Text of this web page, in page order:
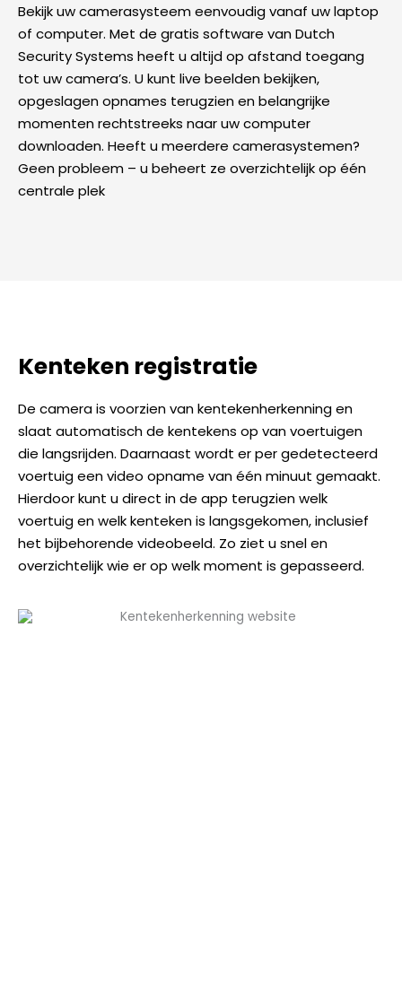
Bekijk uw camerasysteem eenvoudig vanaf uw laptop
of computer. Met de gratis software van Dutch
Security Systems heeft u altijd op afstand toegang
tot uw camera’s. U kunt live beelden bekijken,
opgeslagen opnames terugzien en belangrijke
momenten rechtstreeks naar uw computer
downloaden. Heeft u meerdere camerasystemen?
Geen probleem – u beheert ze overzichtelijk op één
centrale plek
Kenteken registratie
De camera is voorzien van kentekenherkenning en
slaat automatisch de kentekens op van voertuigen
die langsrijden. Daarnaast wordt er per gedetecteerd
voertuig een video opname van één minuut gemaakt.
Hierdoor kunt u direct in de app terugzien welk
voertuig en welk kenteken is langsgekomen, inclusief
het bijbehorende videobeeld. Zo ziet u snel en
overzichtelijk wie er op welk moment is gepasseerd.